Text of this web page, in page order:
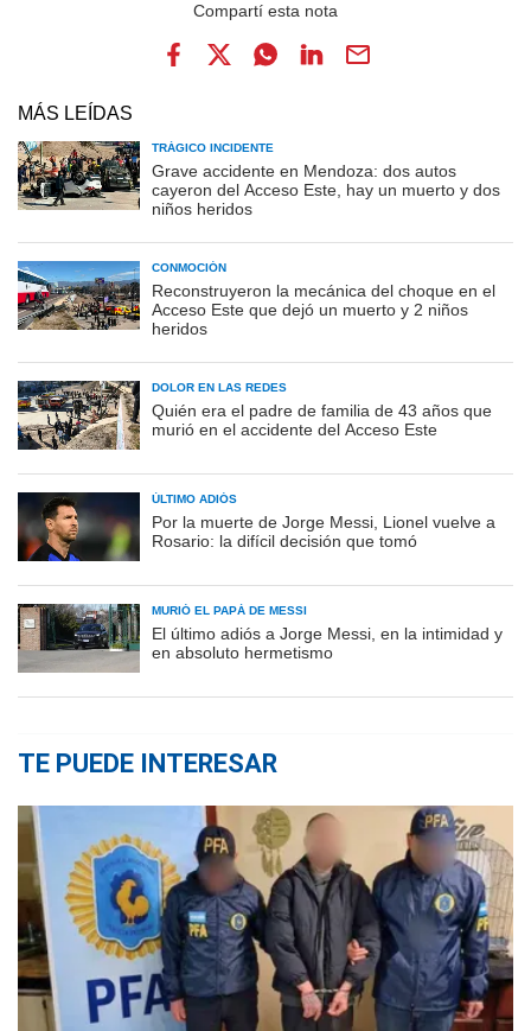
MÁS LEÍDAS
TRÁGICO INCIDENTE
Grave accidente en Mendoza: dos autos
cayeron del Acceso Este, hay un muerto y dos
niños heridos
CONMOCIÓN
Reconstruyeron la mecánica del choque en el
Acceso Este que dejó un muerto y 2 niños
heridos
DOLOR EN LAS REDES
Quién era el padre de familia de 43 años que
murió en el accidente del Acceso Este
ÚLTIMO ADIÓS
Por la muerte de Jorge Messi, Lionel vuelve a
Rosario: la difícil decisión que tomó
MURIÓ EL PAPÁ DE MESSI
El último adiós a Jorge Messi, en la intimidad y
en absoluto hermetismo
TE PUEDE INTERESAR